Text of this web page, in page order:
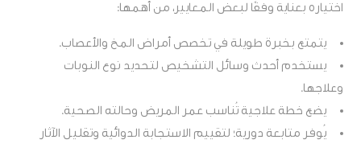
اختياره بعناية وفقًا لبعض المعايير، من أهمها:
يتمتع بخبرة طويلة في تخصص أمراض المخ والأعصاب.
يستخدم أحدث وسائل التشخيص لتحديد نوع النوبات
وعلاجها.
يضع خطة علاجية تُناسب عمر المريض وحالته الصحية.
يُوفر متابعة دورية؛ لتقييم الاستجابة الدوائية وتقليل الآثار